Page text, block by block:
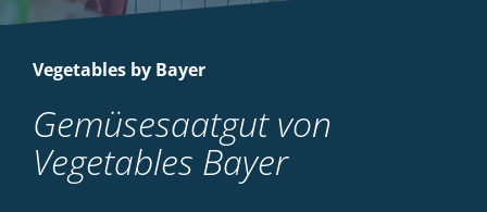
Vegetables by Bayer
Gemüsesaatgut von
Vegetables Bayer